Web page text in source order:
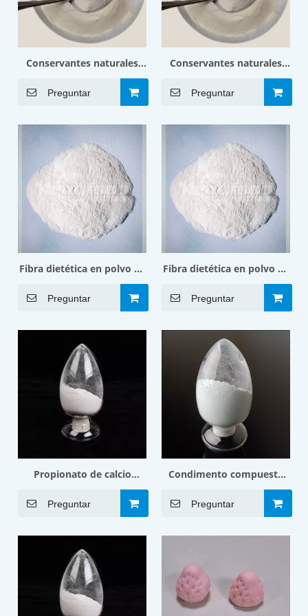
Conservantes naturales
Aroma alimentario 1.01MF
Preguntar
Conservantes naturales
Sabor Alimentario 1.50MF
Preguntar
Fibra dietética en polvo de
algas marinas MF-CA302B
Preguntar
Fibra dietética en polvo de
algas marinas MF-RA301
Preguntar
Propionato de calcio
natural MF-NCP50
Preguntar
Condimento compuesto
de conservantes de
etiqueta limpia 2.01MF
Preguntar